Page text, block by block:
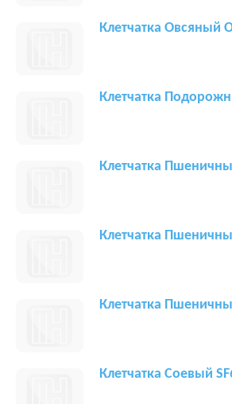
Клетчатка Овсяный
Клетчатка
Клетчатка
Клетчатка
Клетчатка
Клетчатка Соевый